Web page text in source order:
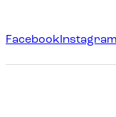
FacebookInstagram